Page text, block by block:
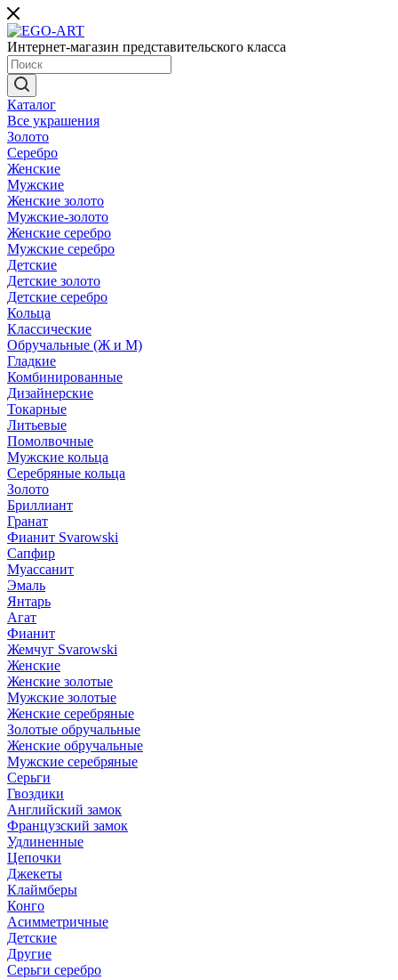
Интернет-магазин представительского класса
Каталог
Все украшения
Золото
Серебро
Женские
Мужские
Женские золото
Мужские-золото
Женские серебро
Мужские серебро
Детские
Детские золото
Детские серебро
Кольца
Классические
Обручальные (Ж и М)
Гладкие
Комбинированные
Дизайнерские
Токарные
Литьевые
Помолвочные
Мужские кольца
Серебряные кольца
Золото
Бриллиант
Гранат
Фианит Svarowski
Сапфир
Муассанит
Эмаль
Янтарь
Агат
Фианит
Жемчуг Svarowski
Женские
Женские золотые
Мужские золотые
Женские серебряные
Золотые обручальные
Женские обручальные
Мужские серебряные
Серьги
Гвоздики
Английский замок
Французский замок
Удлиненные
Цепочки
Джекеты
Клаймберы
Конго
Асимметричные
Детские
Другие
Серьги серебро